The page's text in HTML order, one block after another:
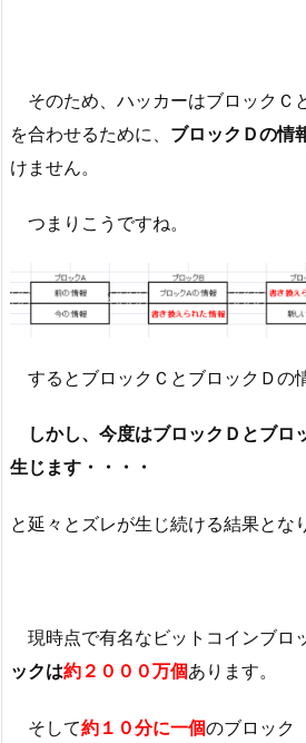
そのため、ハッカーはブロックＣ
を合わせるために、 ブロックＤの情
けません。
つまりこうですね。
するとブロックＣとブロックＤの
しかし、今度はブロックＤとブロ
生じます・・・・
と延々とズレが生じ続ける結果とな
現時点で有名なビットコインブロ
ックは約２０００万個あります。
そして約 １０分に一個のブロック